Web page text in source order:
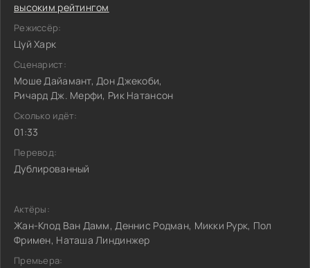
высоким рейтингом
Режиссёр:
Цуй Харк
Сценарист:
Моше Дайамант, Дон Джекоби,
Ричард Дж. Мерфи, Рик Натансон
Сколько идёт:
01:33
Перевод:
Дублированный
Актёры:
Жан-Клод Ван Дамм, Деннис Родман, Микки Рурк, Пол
Фримен, Наташа Линдинжер
Премьера: